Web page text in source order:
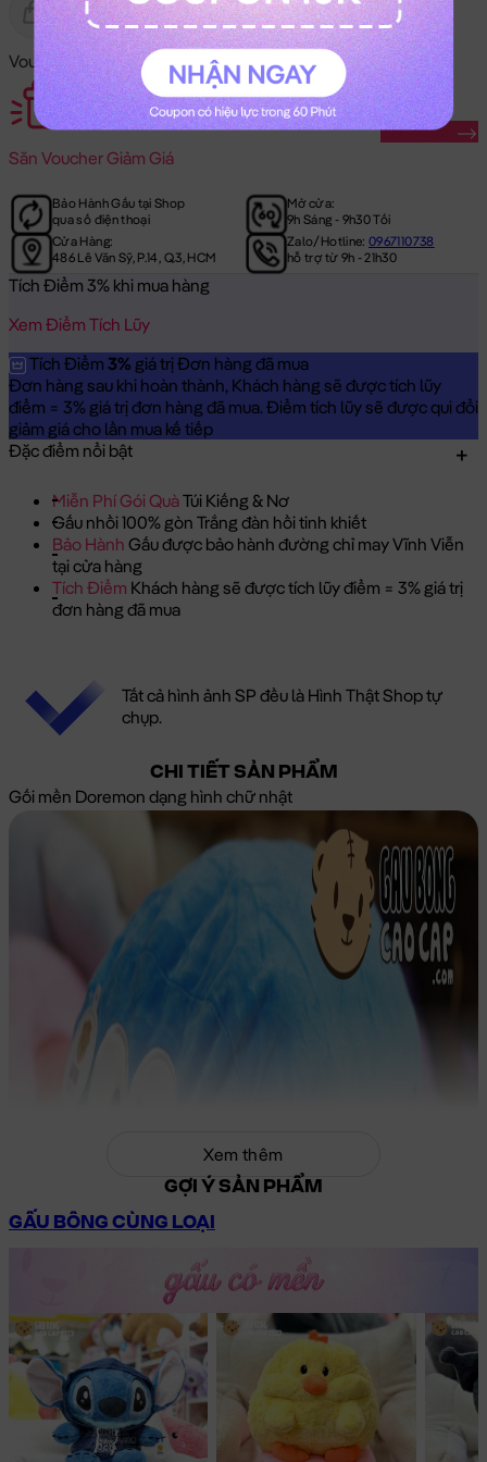
Gửi Tặng Hết Hàng
Voucher Mã Khuyến Mãi:
Săn Voucher Giảm Giá
Săn Ngay
Bảo Hành Gấu tại Shop
qua số điện thoại
Mở cửa:
9h Sáng - 9h30 Tối
Cửa Hàng:
486 Lê Văn Sỹ, P.14, Q.3, HCM
Zalo/Hotline:0967110738
hỗ trợ từ 9h - 21h30
Tích Điểm 3% khi mua hàng
Xem Điểm Tích Lũy
Tích Điểm 3% giá trị Đơn hàng đã mua
Đơn hàng sau khi hoàn thành, Khách hàng sẽ được tích lũy
điểm = 3% giá trị đơn hàng đã mua. Điểm tích lũy sẽ được qui đổi
giảm giá cho lần mua kế tiếp
Đặc điểm nổi bật
Miễn Phí Gói QuàTúi Kiếng & Nơ
Gấu nhồi 100% gòn Trắng đàn hồi tinh khiết
Bảo Hành Gấu được bảo hành đường chỉ may Vĩnh Viễn
tại cửa hàng
Tích Điểm Khách hàng sẽ được tích lũy điểm = 3% giá trị
đơn hàng đã mua
Tất cả hình ảnh SP đều là Hình Thật Shop tự
chụp.
CHI TIẾT SẢN PHẨM
Gối mền Doremon dạng hình chữ nhật
Xem thêm
GỢI Ý SẢN PHẨM
GẤU BÔNG CÙNG LOẠI